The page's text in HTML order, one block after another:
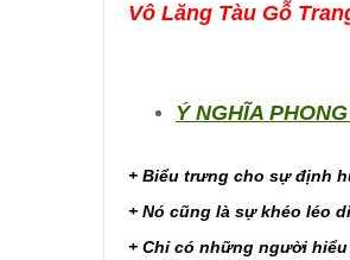
Vô Lăng Tàu Gỗ
Ý NGHĨA
+ Biểu trưng cho sự định
+ Nó cũng là sự khéo léo
+ Chỉ có những người